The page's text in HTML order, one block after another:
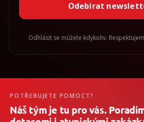
Odebírat
Odhlásit se můžete kdykoliv.
POTŘEBUJETE POMOCT?
Náš tým je tu pro vás.